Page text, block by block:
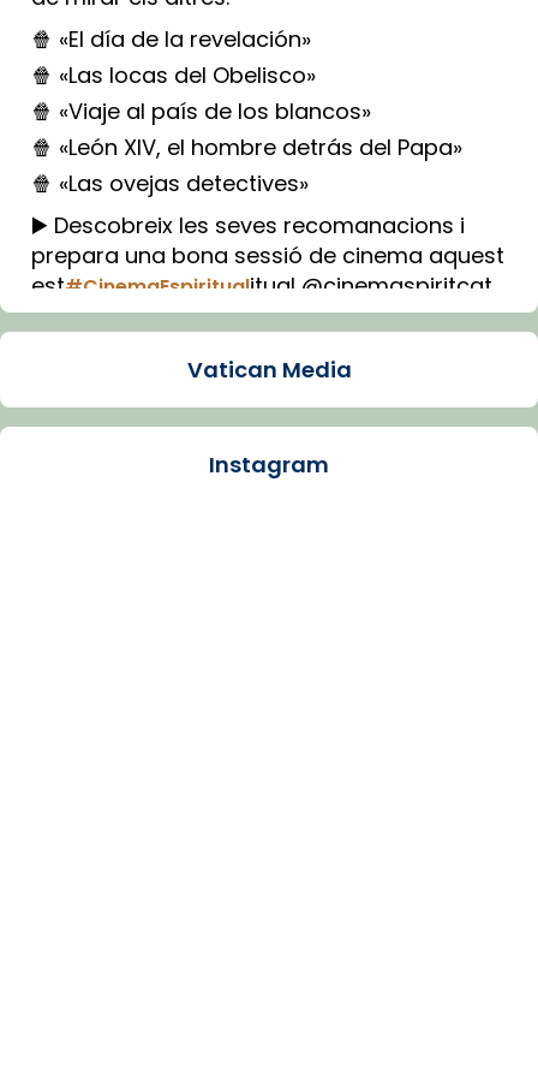
🍿 «El día de la revelación»
🍿 «Las locas del Obelisco»
🍿 «Viaje al país de los blancos»
🍿 «León XIV, el hombre detrás del Papa»
🍿 «Las ovejas detectives»
▶️ Descobreix les seves recomanacions i
prepara una bona sessió de cinema aquest
est#CinemaEspiritualitual @cinemaspiritcat
Imatge: Generada amb IA (OpenAI)
Arquebisbat de Barcelona
Vatican Media
Instagram